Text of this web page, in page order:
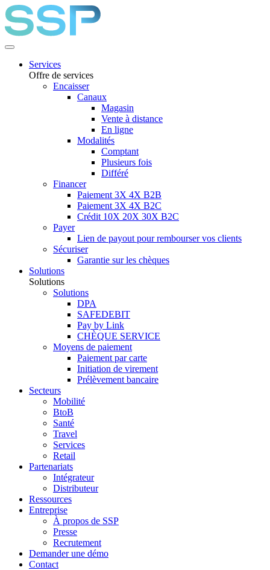
Services
Offre de services
Encaisser
Canaux
Magasin
Vente à distance
En ligne
Modalités
Comptant
Plusieurs fois
Différé
Financer
Paiement 3X 4X B2B
Paiement 3X 4X B2C
Crédit 10X 20X 30X B2C
Payer
Lien de payout pour rembourser vos clients
Sécuriser
Garantie sur les chèques
Solutions
Solutions
Solutions
DPA
SAFEDEBIT
Pay by Link
CHÈQUE SERVICE
Moyens de paiement
Paiement par carte
Initiation de virement
Prélèvement bancaire
Secteurs
Mobilité
BtoB
Santé
Travel
Services
Retail
Partenariats
Intégrateur
Distributeur
Ressources
Entreprise
À propos de SSP
Presse
Recrutement
Demander une démo
Contact